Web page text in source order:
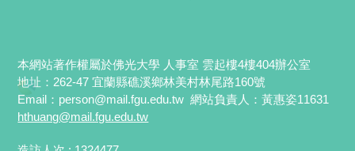
本網站著作權屬於佛光大學 人事室 雲起樓4樓404辦公室
地址：262-47 宜蘭縣礁溪鄉林美村林尾路160號
Email： person@mail.fgu.edu.tw 網站負責人：黃惠姿11631
hthuang@mail.fgu.edu.tw